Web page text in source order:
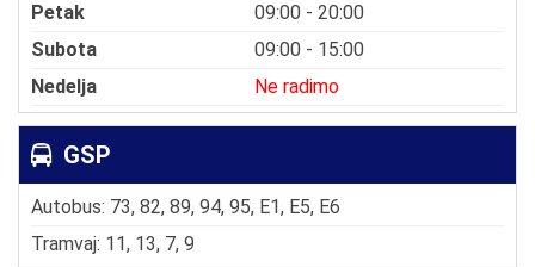
Petak
09:00 - 20:00
Subota
09:00 - 15:00
Nedelja
Ne radimo
GSP
Autobus: 73, 82, 89, 94, 95, E1, E5, E6
Tramvaj: 11, 13, 7, 9